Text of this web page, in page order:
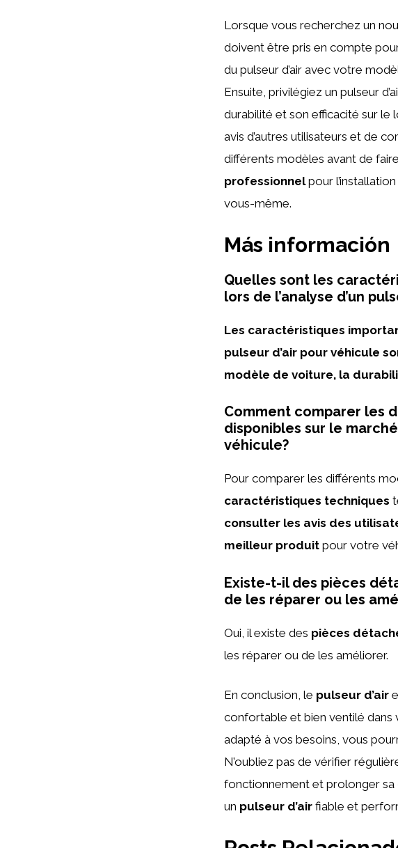
Lorsque vous recherchez un
doivent être pris en compte
du pulseur d’air avec votre
Ensuite, privilégiez un pulseur
durabilité et son efficacité sur
avis d’autres utilisateurs et de
différents modèles avant de
professionnelpour
vous-même.
Más información
Quelles sont les
lors de l’analyse d’un
Les caractéristiques
pulseur d’air pour véhicule
modèle de voiture, la
Comment comparer les
disponibles sur le
véhicule?
Pour comparer les différents
caractéristiques techniques
consulter les avis des
meilleur produit pour votre
Existe-t-il des pièces
de les réparer ou les
Oui, il existe des pièces
les réparer ou de les améliorer.
En conclusion, le pulseur d’air
confortable et bien ventilé dans
adapté à vos besoins, vous
N’oubliez pas de vérifier
fonctionnement et prolonger sa
un pulseur d’air fiable et